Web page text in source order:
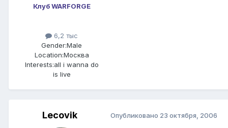
Клуб WARFORGE
6,2 тыс
Gender:Male
Location:Москва
Interests:all i wanna do
is live
Lecovik Опубликовано 23 октября, 2006